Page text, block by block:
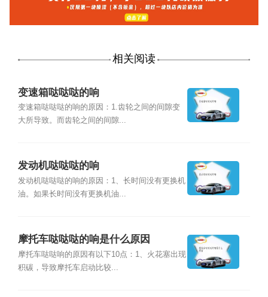
相关阅读
变速箱哒哒哒的响
变速箱哒哒哒的响的原因：1.齿轮之间的间隙变
大所导致。而齿轮之间的间隙...
发动机哒哒哒的响
发动机哒哒哒的响的原因：1、长时间没有更换机
油。如果长时间没有更换机油...
摩托车哒哒哒的响是什么原因
摩托车哒哒响的原因有以下10点：1、火花塞出现
积碳，导致摩托车启动比较...